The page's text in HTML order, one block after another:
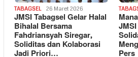
TABAGSEL 26 Maret 2026
JMSI Tabagsel Gelar Halal
Bihalal Bersama
Fahdriansyah Siregar,
Soliditas dan Kolaborasi
Jadi Priori… Pers